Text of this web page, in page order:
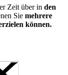
Zeit über in den
Sie mehrere
können.